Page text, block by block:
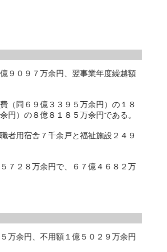
９０９７万余円、翌事業年度繰越額
（同６９億３３９５万余円）の１８
円）の８億８１８５万余円である。
者用宿舎７千余戸と福祉施設２４９
７２８万余円で、６７億４６８２万
万余円、不用額１億５０２９万余円